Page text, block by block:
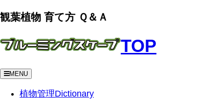
観葉植物 育て方 Ｑ＆Ａ
TOP
MENU
植物管理Dictionary